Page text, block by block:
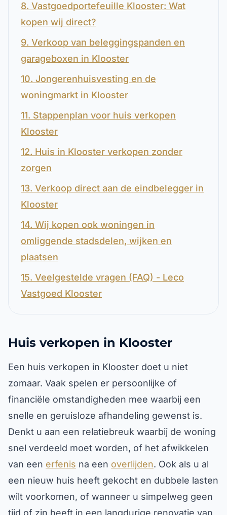
8. Vastgoedportefeuille Klooster: Wat
kopen wij direct?
9. Verkoop van beleggingspanden en
garageboxen in Klooster
10. Jongerenhuisvesting en de
woningmarkt in Klooster
11. Stappenplan voor huis verkopen
Klooster
12. Huis in Klooster verkopen zonder
zorgen
13. Verkoop direct aan de eindbelegger in
Klooster
14. Wij kopen ook woningen in
omliggende stadsdelen, wijken en
plaatsen
15. Veelgestelde vragen (FAQ) - Leco
Vastgoed Klooster
Huis verkopen in Klooster
Een huis verkopen in Klooster doet u niet
zomaar. Vaak spelen er persoonlijke of
financiële omstandigheden mee waarbij een
snelle en geruisloze afhandeling gewenst is.
Denkt u aan een relatiebreuk waarbij de woning
snel verdeeld moet worden, of het afwikkelen
van een erfenis na een overlijden. Ook als u al
een nieuw huis heeft gekocht en dubbele lasten
wilt voorkomen, of wanneer u simpelweg geen
tijd of zin heeft in een langdurige renovatie van